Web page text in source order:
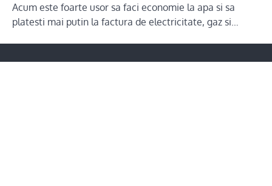
Acum este foarte usor sa faci economie la apa si sa
platesti mai putin la factura de electricitate, gaz si…